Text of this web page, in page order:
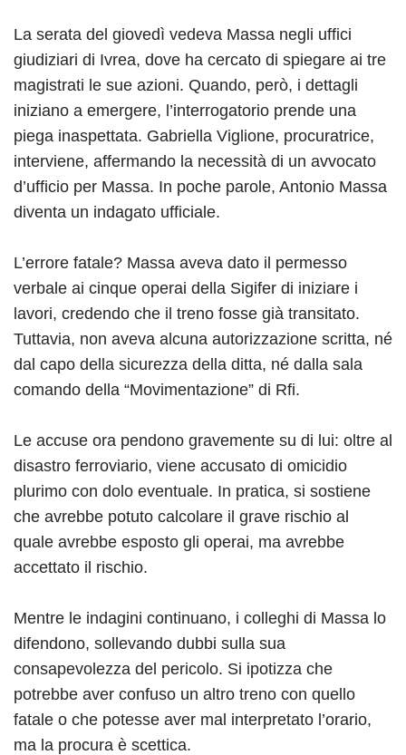
La serata del giovedì vedeva Massa negli uffici
giudiziari di Ivrea, dove ha cercato di spiegare ai tre
magistrati le sue azioni. Quando, però, i dettagli
iniziano a emergere, l’interrogatorio prende una
piega inaspettata. Gabriella Viglione, procuratrice,
interviene, affermando la necessità di un avvocato
d’ufficio per Massa. In poche parole, Antonio Massa
diventa un indagato ufficiale.
L’errore fatale? Massa aveva dato il permesso
verbale ai cinque operai della Sigifer di iniziare i
lavori, credendo che il treno fosse già transitato.
Tuttavia, non aveva alcuna autorizzazione scritta, né
dal capo della sicurezza della ditta, né dalla sala
comando della “Movimentazione” di Rfi.
Le accuse ora pendono gravemente su di lui: oltre al
disastro ferroviario, viene accusato di omicidio
plurimo con dolo eventuale. In pratica, si sostiene
che avrebbe potuto calcolare il grave rischio al
quale avrebbe esposto gli operai, ma avrebbe
accettato il rischio.
Mentre le indagini continuano, i colleghi di Massa lo
difendono, sollevando dubbi sulla sua
consapevolezza del pericolo. Si ipotizza che
potrebbe aver confuso un altro treno con quello
fatale o che potesse aver mal interpretato l’orario,
ma la procura è scettica.